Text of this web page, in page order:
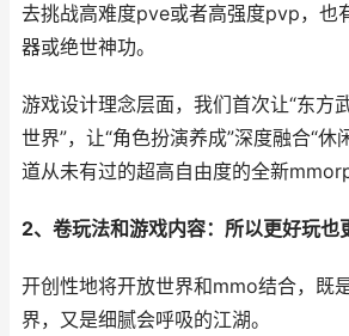
去挑战高难度pve或者高强度pvp，也
器或绝世神功。
游戏设计理念层面，我们首次让“东方
世界”，让“角色扮演养成”深度融合“休
道从未有过的超高自由度的全新
2、卷玩法和游戏内容：所以更好玩也
开创性地将开放世界和mmo结合，既
界，又是细腻会呼吸的江湖。